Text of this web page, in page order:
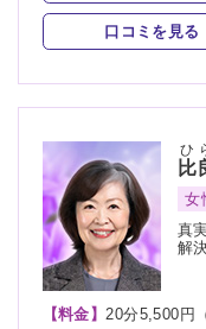
波動修正 チャネ
チャクラ スピリ
口コミを見る
比
ひ
女
真
解
【料金】 20分5,500円